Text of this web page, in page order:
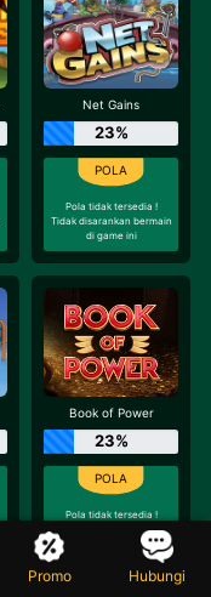
Net Gains
23%
Pola tidak tersedia !
Tidak disarankan bermain
di game ini
Book of Power
23%
Pola tidak tersedia !
Tidak disarankan bermain
Promo Hubungi